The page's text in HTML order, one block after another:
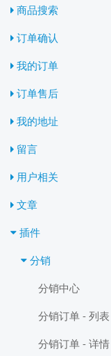
商品搜索
订单确认
我的订单
订单售后
我的地址
留言
用户相关
文章
插件
分销
分销中心
分销订单 - 列表
分销订单 - 详情